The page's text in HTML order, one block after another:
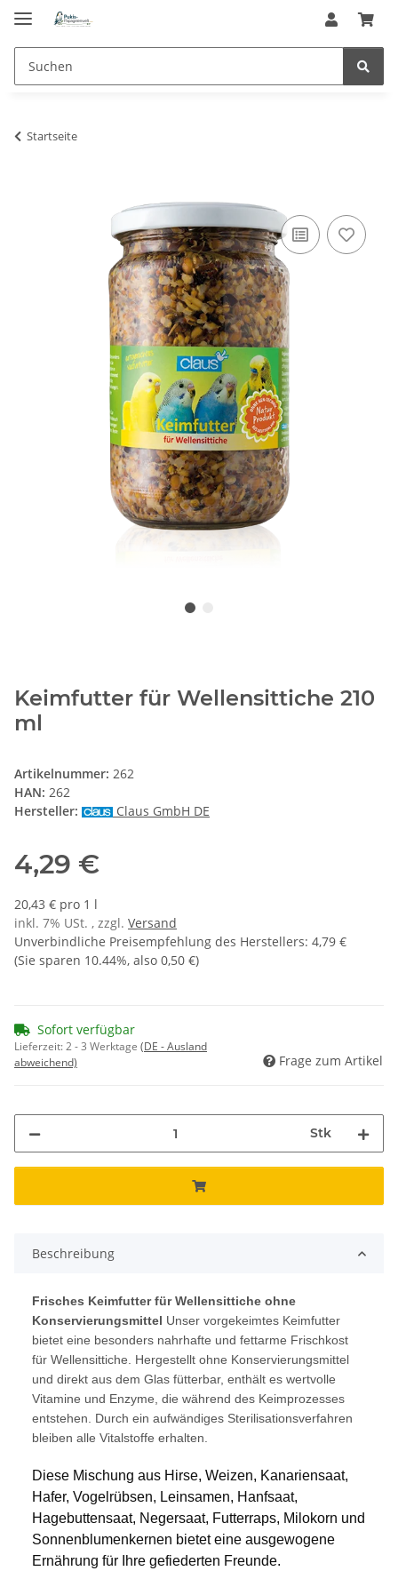
Startseite
Keimfutter für Wellensittiche 210
ml
Artikelnummer: 262
HAN: 262
Hersteller:
Claus GmbH DE
4,29 €
20,43 € pro 1 l
inkl. 7% USt. , zzgl. Versand
Unverbindliche Preisempfehlung des Herstellers: 4,79 €
(Sie sparen 10.44%, also 0,50 €)
Sofort verfügbar
Lieferzeit:2 - 3 Werktage (DE - Ausland
abweichend)
Frage zum Artikel
Stk
Beschreibung
Frisches Keimfutter für Wellensittiche ohne
Konservierungsmittel Unser vorgekeimtes Keimfutter
bietet eine besonders nahrhafte und fettarme Frischkost
für Wellensittiche. Hergestellt ohne Konservierungsmittel
und direkt aus dem Glas fütterbar, enthält es wertvolle
Vitamine und Enzyme, die während des Keimprozesses
entstehen. Durch ein aufwändiges Sterilisationsverfahren
bleiben alle Vitalstoffe erhalten.
Diese Mischung aus Hirse, Weizen, Kanariensaat,
Hafer, Vogelrübsen, Leinsamen, Hanfsaat,
Hagebuttensaat, Negersaat, Futterraps, Milokorn und
Sonnenblumenkernen bietet eine ausgewogene
Ernährung für Ihre gefiederten Freunde.